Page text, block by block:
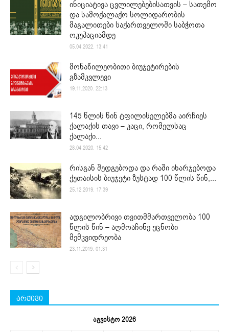
ინიციატივა ცვლილებებისათვის – სათემო
და სამოქალაქო სოლიდარობის
მაგალითები საქართველოში საბჭოთა
ოკუპაციამდე
05.04.2022. 13:41
მონაწილეობითი ბიუჯეტირების
გზამკვლევი
19.11.2020. 22:13
145 წლის წინ ტფილისელებმა აირჩიეს
ქალაქის თავი – კაცი, რომელსაც
ქალაქი...
28.04.2020. 15:42
რისგან შედგებოდა და რაში იხარჯებოდა
ქუთაისის ბიუჯეტი ზუსტად 100 წლის წინ,...
25.12.2019. 17:39
ადგილობრივი თვითმმართველობა 100
წლის წინ – აღმოაჩინე უცნობი
მემკვიდრეობა
23.11.2019. 01:31
არქივი
აგვისტო 2026